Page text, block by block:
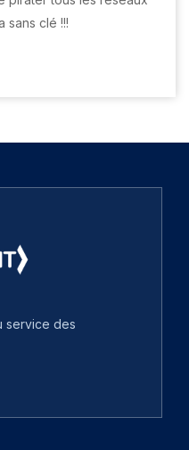
sans clé !!!
service des